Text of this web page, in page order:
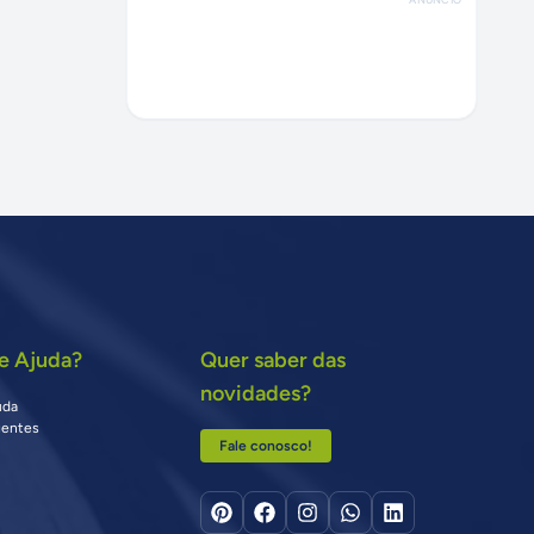
Ajuda?
Quer saber das
novidades?
Fale conosco!